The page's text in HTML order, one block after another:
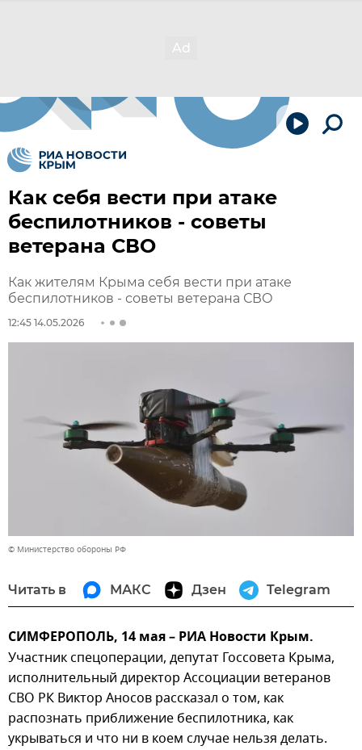
Как себя вести при атаке
беспилотников - советы
ветерана СВО
Как жителям Крыма себя вести при атаке
беспилотников - советы ветерана СВО
12:45 14.05.2026
© Министерство обороны РФ
Читать в МАКС Дзен Telegram
СИМФЕРОПОЛЬ, 14 мая – РИА Новости Крым.
Участник спецоперации, депутат Госсовета Крыма,
исполнительный директор Ассоциации ветеранов
СВО РК Виктор Аносов рассказал о том, как
распознать приближение беспилотника, как
укрываться и что ни в коем случае нельзя делать.